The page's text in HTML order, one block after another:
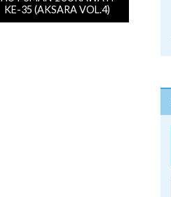
KE-35 (AKSARA VOL.4)